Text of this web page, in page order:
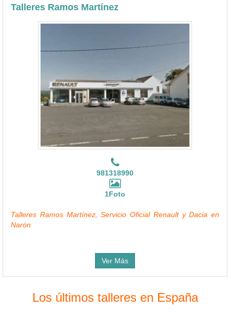
Talleres Ramos Martínez
981318990
1Foto
Talleres Ramos Martínez, Servicio Oficial Renault y Dacia en
Narón
Ver Más
Los últimos talleres en España